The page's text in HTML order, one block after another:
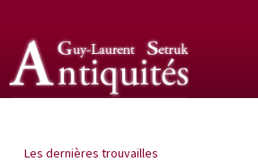
Les dernières trouvailles